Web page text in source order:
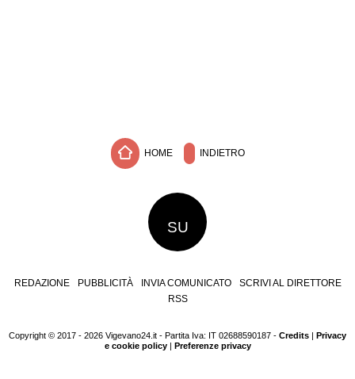
HOME INDIETRO
SU
REDAZIONE PUBBLICITÀ INVIA COMUNICATO
SCRIVI AL DIRETTORE
RSS
Copyright © 2017 - 2026 Vigevano24.it - Partita Iva: IT 02688590187 - Credits | Privacy
e cookie policy| Preferenze privacy